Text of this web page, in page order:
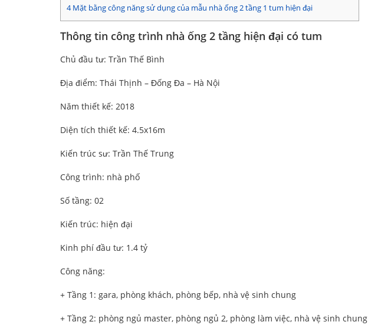
4Mặt bằng công năng sử dụng của mẫu nhà ống 2 tầng 1 tum hiện đại
Thông tin công trình nhà ống 2 tầng hiện đại có tum
Chủ đầu tư: Trần Thế Bình
Địa điểm: Thái Thịnh – Đống Đa – Hà Nội
Năm thiết kế: 2018
Diện tích thiết kế: 4.5x16m
Kiến trúc sư: Trần Thế Trung
Công trình: nhà phố
Số tầng: 02
Kiến trúc: hiện đại
Kinh phí đầu tư: 1.4 tỷ
Công năng:
+ Tầng 1: gara, phòng khách, phòng bếp, nhà vệ sinh chung
+ Tầng 2: phòng ngủ master, phòng ngủ 2, phòng làm việc, nhà vệ sinh chung